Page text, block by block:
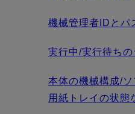
機械管理者IDとパ
実行中/実行待ち
本体の機械構成/
用紙トレイの状態